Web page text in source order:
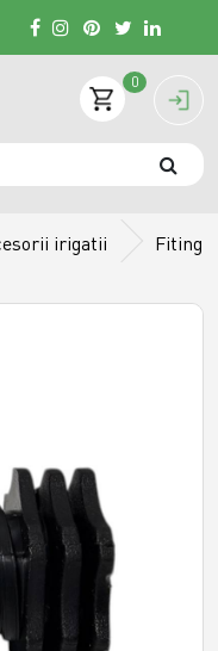
0
irigatii